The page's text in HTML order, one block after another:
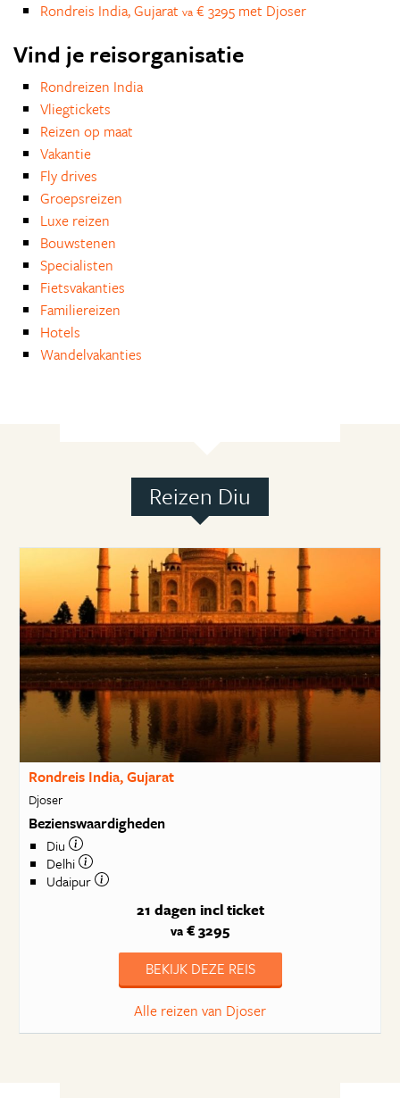
Rondreis India, Gujarat va € 3295 met Djoser
Vind je reisorganisatie
Rondreizen India
Vliegtickets
Reizen op maat
Vakantie
Fly drives
Groepsreizen
Luxe reizen
Bouwstenen
Specialisten
Fietsvakanties
Familiereizen
Hotels
Wandelvakanties
Reizen Diu
Rondreis India, Gujarat
Djoser
Bezienswaardigheden
Diu
Delhi
Udaipur
21 dagen incl ticket
va € 3295
BEKIJK DEZE REIS
Alle reizen van Djoser